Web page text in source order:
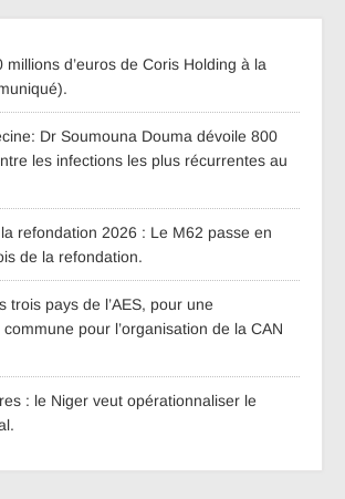
millions d’euros de Coris Holding à la
Dr Soumouna Douma dévoile 800
les infections les plus récurrentes au
refondation 2026 : Le M62 passe en
de la refondation.
trois pays de l’AES, pour une
pour l’organisation de la CAN
: le Niger veut opérationnaliser le